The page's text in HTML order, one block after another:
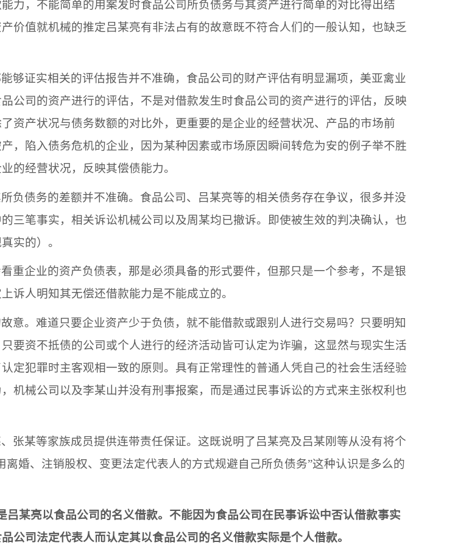
力，不能简单的用案发时食品公司 所负债务与其资产进行简单的对比得出结
价值就机械的推定吕某亮有非法占有的故意既不符合人们的一般认知，也缺乏
够证实相关的评估报告并不准确， 食品公司 的财产评估有明显漏项，美亚禽业
公司 的资产进行的评估，不是对借款发生时食品公司 的资产进行的评估，反映
资产状况与债务数额的对比外，更重要的是企业的经营状况、产品的市场前
，陷入债务危机的企业，因为某种因素或市场原因瞬间转危为安的例子举不胜
的经营状况，反映其偿债能力。
负债务的差额并不准确。 食品公司 、 吕某亮等的相关债务存在争议，很多并没
三笔事实，相关诉讼机械公司 以及周某均已撤诉。即使被生效的判决确认，也
实的）。
重企业的资产负债表，那是必须具备的形式要件，但那只是一个参考，不是银
诉人明知其无偿还借款能力是不能成立的。
意。难道只要企业资产少于负债，就不能借款或跟别人进行交易吗？只要明知
要资不抵债的公司或个人进行的经济活动皆可认定为诈骗，这显然与现实生活
定犯罪时主客观相一致的原则。具有正常理性的普通人凭自己的社会生活经验
机械公司以及李某山并没有刑事报案，而是通过民事诉讼的方式来主张权利也
、 张某等家族成员提供连带责任保证。这既说明了吕某亮及吕某刚等从没有将个
离婚、注销股权、变更法定代表人的方式规避自己所负债务”这种认识是多么的
吕某亮以食品公司 的名义借款。不能因为食品公司在民事诉讼中否认借款事实
公司法定代表人而认定其以食品公司 的名义借款实际是个人借款。